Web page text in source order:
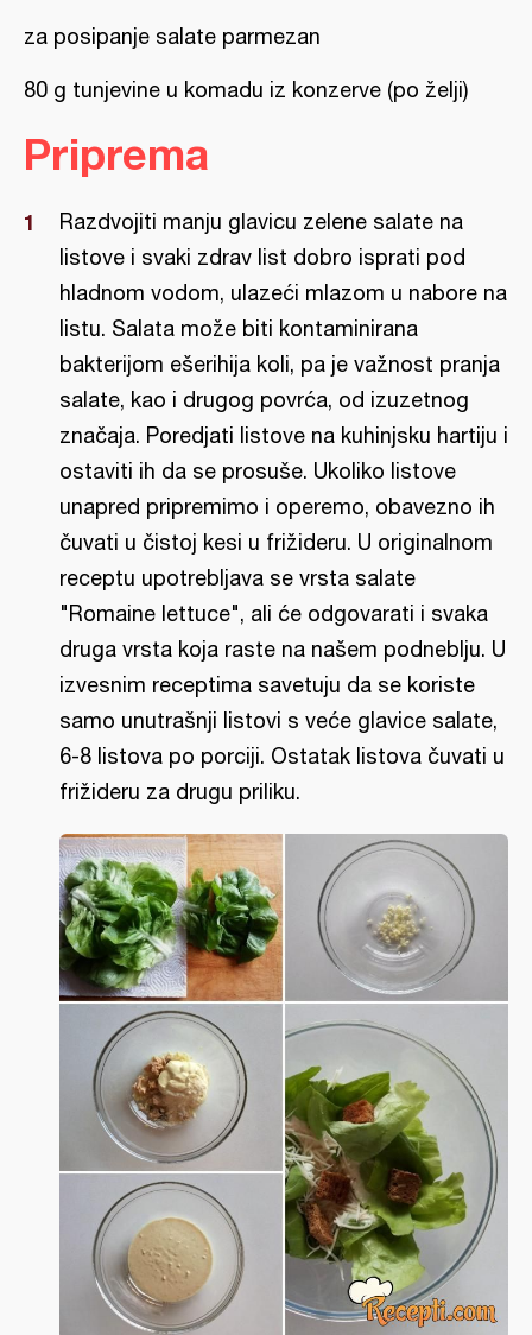
za posipanje salate parmezan
80 g tunjevine u komadu iz konzerve (po želji)
Priprema
Razdvojiti manju glavicu zelene salate na
listove i svaki zdrav list dobro isprati pod
hladnom vodom, ulazeći mlazom u nabore na
listu. Salata može biti kontaminirana
bakterijom ešerihija koli, pa je važnost pranja
salate, kao i drugog povrća, od izuzetnog
značaja. Poredjati listove na kuhinjsku hartiju i
ostaviti ih da se prosuše. Ukoliko listove
unapred pripremimo i operemo, obavezno ih
čuvati u čistoj kesi u frižideru. U originalnom
receptu upotrebljava se vrsta salate
"Romaine lettuce", ali će odgovarati i svaka
druga vrsta koja raste na našem podneblju. U
izvesnim receptima savetuju da se koriste
samo unutrašnji listovi s veće glavice salate,
6-8 listova po porciji. Ostatak listova čuvati u
frižideru za drugu priliku.